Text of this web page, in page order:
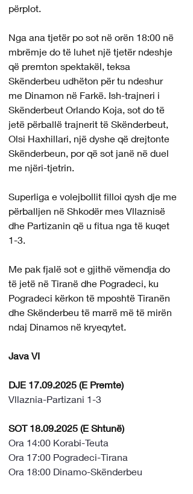
përplot.
Nga ana tjetër po sot në orën 18:00 në
mbrëmje do të luhet një tjetër ndeshje
që premton spektakël, teksa
Skënderbeu udhëton për tu ndeshur
me Dinamon në Farkë. Ish-trajneri i
Skënderbeut Orlando Koja, sot do të
jetë përballë trajnerit të Skënderbeut,
Olsi Haxhillari, një dyshe që drejtonte
Skënderbeun, por që sot janë në duel
me njëri-tjetrin.
Superliga e volejbollit filloi qysh dje me
përballjen në Shkodër mes Vllaznisë
dhe Partizanin që u fitua nga të kuqet
1-3.
Me pak fjalë sot e gjithë vëmendja do
të jetë në Tiranë dhe Pogradeci, ku
Pogradeci kërkon të mposhtë Tiranën
dhe Skënderbeu të marrë më të mirën
ndaj Dinamos në kryeqytet.
Java VI
DJE 17.09.2025 (E Premte)
Vllaznia-Partizani 1-3
SOT 18.09.2025 (E Shtunë)
Ora 14:00 Korabi-Teuta
Ora 17:00 Pogradeci-Tirana
Ora 18:00 Dinamo-Skënderbeu